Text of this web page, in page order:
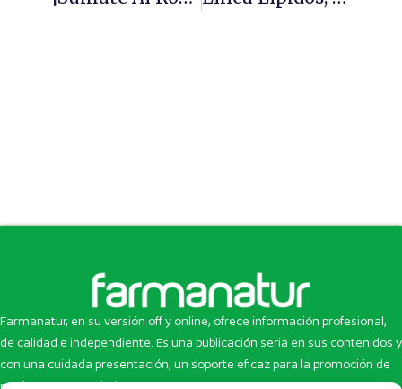
Farmanatur, en su versión off y online, ofrece información profesional,
de calidad e independiente. Es una publicación seria en sus contenidos y
con una cuidada presentación, un soporte eficaz para la promoción de
productos y novedades.